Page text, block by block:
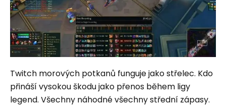
Twitch morových potkanů ​​funguje jako střelec. Kdo
přináší vysokou škodu jako přenos během ligy
legend. Všechny náhodné všechny střední zápasy.